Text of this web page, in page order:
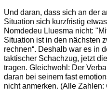
Und daran, dass sich an der
Situation sich kurzfristig
Nomdedeu Lluesma nicht:
Situation ist in den nächsten
rechnen“. Deshalb war es in
taktischer Schachzug, jetzt
tragen. Gleichwohl: Der
daran bei seinem fast
nicht anmerken. (Alle Zahlen: